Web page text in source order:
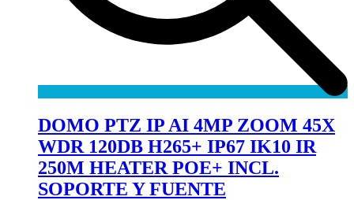
DOMO PTZ IP AI 4MP ZOOM 45X
WDR 120DB H265+ IP67 IK10 IR
250M HEATER POE+ INCL.
SOPORTE Y FUENTE